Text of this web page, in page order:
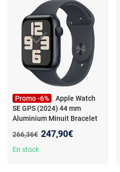
Promo -6%
Apple Watch
SE GPS (2024) 44 mm
Aluminium Minuit Bracelet
connectée - Aluminium -
Étanche - GPS -
Ancien prix :
266,36€ Nouveau prix :
247,90€
En stock